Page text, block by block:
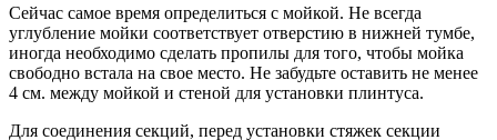
Сейчас самое время определиться с мойкой. Не всегда
углубление мойки соответствует отверстию в нижней тумбе,
иногда необходимо сделать пропилы для того, чтобы мойка
свободно встала на свое место. Не забудьте оставить не менее
4 см. между мойкой и стеной для установки плинтуса.
Для соединения секций, перед установки стяжек секции